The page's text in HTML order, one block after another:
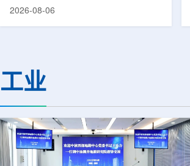
性研究的既定计划(DOE EPSCoR)资
萨斯大学物理与天文系教授迈克尔·默里
和堪萨斯大学杰出教授克里斯托夫·罗永
2026-08-06
工业